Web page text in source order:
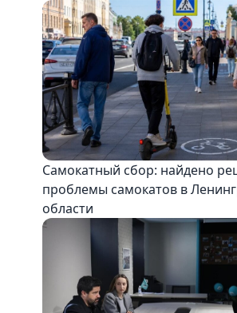
Самокатный сбор: найдено
проблемы самокатов в
области